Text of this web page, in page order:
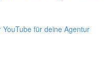
für deine Agentur